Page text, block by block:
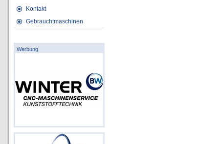
Kontakt
Gebrauchtmaschinen
Werbung